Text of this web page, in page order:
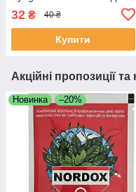
32 ₴ 40 ₴
Купити
Акційні пропозиції
Новинка –20%